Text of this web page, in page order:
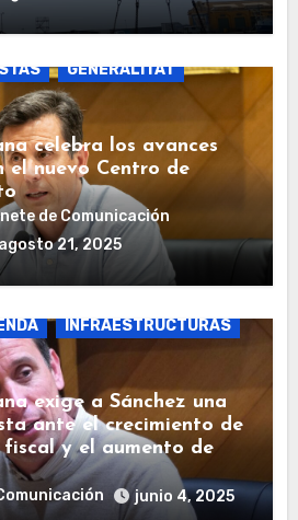
GENERALITAT
celebra los avances
el nuevo Centro de
de Comunicación
agosto 21, 2025
INFRAESTRUCTURAS
exige a Sánchez una
ante el crecimiento de
y el aumento de
junio 4, 2025